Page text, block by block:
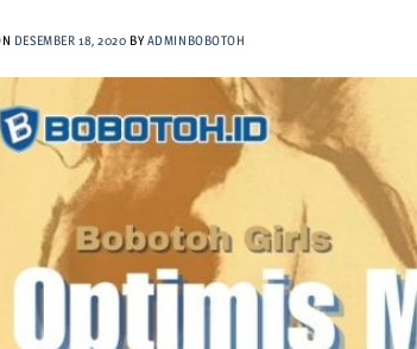
DESEMBER 18, 2020 BY ADMINBOBOTOH